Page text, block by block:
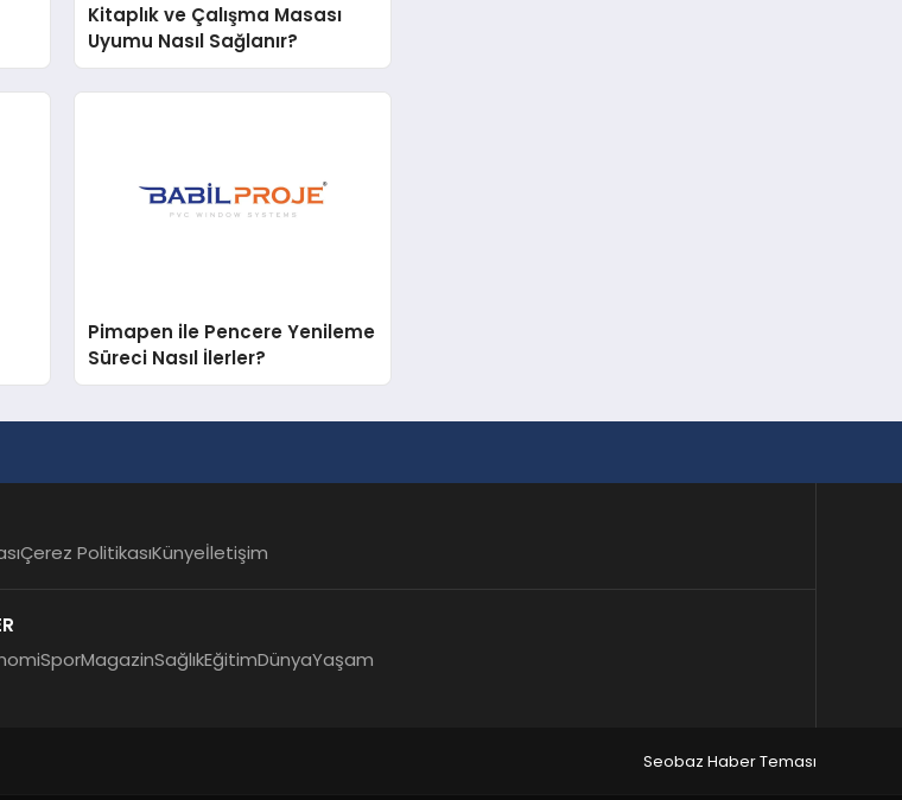
Kitaplık ve Çalışma Masası
Uyumu Nasıl Sağlanır?
Pimapen ile Pencere Yenileme
Süreci Nasıl İlerler?
Çerez PolitikasıKünyeİletişim
SporMagazinSağlıkEğitimDünyaYaşam
Seobaz Haber Teması